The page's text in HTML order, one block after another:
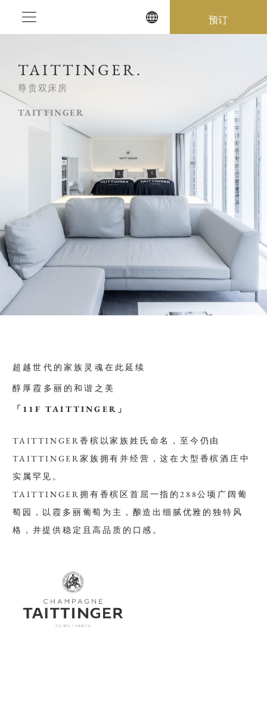
预订
TAITTINGER.
尊贵双床房
TAITTINGER
超越世代的家族灵魂在此延续
醇厚霞多丽的和谐之美
「11F TAITTINGER」
TAITTINGER香槟以家族姓氏命名，至今仍由
TAITTINGER家族拥有并经营，这在大型香槟酒庄中
实属罕见。
TAITTINGER拥有香槟区首屈一指的288公顷广阔葡
萄园，以霞多丽葡萄为主，酿造出细腻优雅的独特风
格，并提供稳定且高品质的口感。